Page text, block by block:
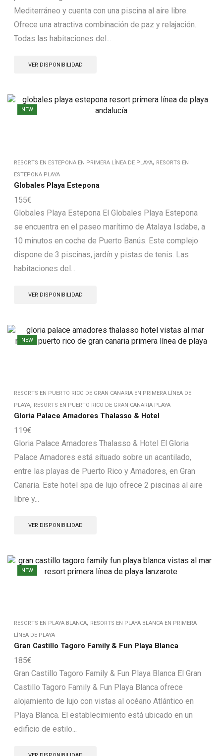
Mediterráneo y cuenta con una piscina al aire libre.
Ofrece una atractiva combinación de paz y relajación.
Todas las habitaciones del...
VER DISPONIBILIDAD
NEW
RESORTS EN ESTEPONA EN PRIMERA LÍNEA DE PLAYA, RESORTS EN
ESTEPONA PLAYA
Globales Playa Estepona
155€
Globales Playa Estepona El Globales Playa Estepona
se encuentra en el paseo marítimo de Atalaya Isdabe, a
10 minutos en coche de Puerto Banús. Este complejo
dispone de 3 piscinas, jardín y pistas de tenis. Las
habitaciones del...
VER DISPONIBILIDAD
NEW
RESORTS EN PUERTO RICO DE GRAN CANARIA EN PRIMERA LÍNEA DE
PLAYA, RESORTS EN PUERTO RICO DE GRAN CANARIA PLAYA
Gloria Palace Amadores Thalasso & Hotel
119€
Gloria Palace Amadores Thalasso & Hotel El Gloria
Palace Amadores está situado sobre un acantilado,
entre las playas de Puerto Rico y Amadores, en Gran
Canaria. Este hotel spa de lujo ofrece 2 piscinas al aire
libre y...
VER DISPONIBILIDAD
NEW
RESORTS EN PLAYA BLANCA, RESORTS EN PLAYA BLANCA EN PRIMERA
LÍNEA DE PLAYA
Gran Castillo Tagoro Family & Fun Playa Blanca
185€
Gran Castillo Tagoro Family & Fun Playa Blanca El Gran
Castillo Tagoro Family & Fun Playa Blanca ofrece
alojamiento de lujo con vistas al océano Atlántico en
Playa Blanca. El establecimiento está ubicado en un
edificio de estilo...